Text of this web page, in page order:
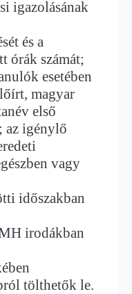
igazolásának
és a
órák számát;
esetében
magyar
első
az igénylő
vagy
időszakban
irodákban
tölthetők le.